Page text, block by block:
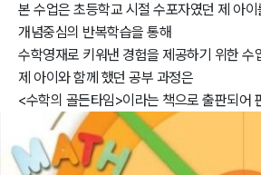
본 수업은 초등학교 시절 수포자였던 제 아이
개념중심의 반복학습을 통해
수학영재로 키워낸 경험을 제공하기 위한 수
제 아이와 함께 했던 공부 과정은
<수학의 골든타임>이라는 책으로 출판되어